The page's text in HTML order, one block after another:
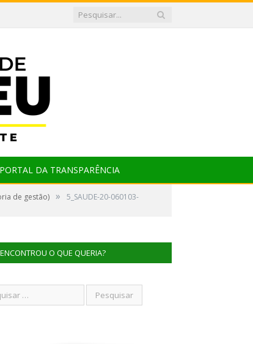
PORTAL DA TRANSPARÊNCIA
de gestão) » 5_SAUDE-20-060103-
O QUE QUERIA?